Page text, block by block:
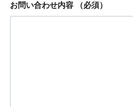
お問い合わせ内容 （必須）